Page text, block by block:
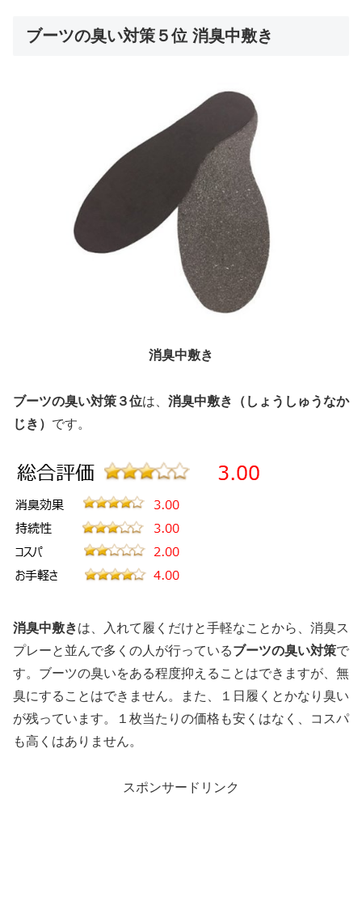
ブーツの臭い対策５位 消臭中敷き
消臭中敷き
ブーツの臭い対策３位は、 消臭中敷き（しょうしゅうなか
じき） です。
消臭中敷きは、入れて履くだけと手軽なことから、消臭ス
プレーと並んで多くの人が行っているブーツの臭い対策で
す。ブーツの臭いをある程度抑えることはできますが、無
臭にすることはできません。また、１日履くとかなり臭い
が残っています。１枚当たりの価格も安くはなく、コスパ
も高くはありません。
スポンサードリンク